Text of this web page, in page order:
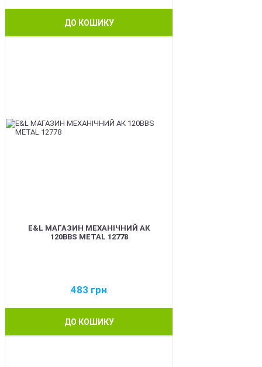
ДО КОШИКУ
E&L МАГАЗИН МЕХАНІЧНИЙ АК
120BBS METAL 12778
483 грн
ДО КОШИКУ